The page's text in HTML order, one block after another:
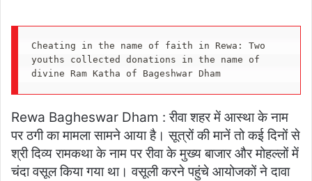
Cheating in the name of faith in Rewa: Two
youths collected donations in the name of
divine Ram Katha of Bageshwar Dham
Rewa Bagheswar Dham : रीवा शहर में आस्था के नाम
पर ठगी का मामला सामने आया है। सूत्रों की मानें तो कई दिनों से
श्री दिव्य रामकथा के नाम पर रीवा के मुख्य बाजार और मोहल्लों में
चंदा वसूल किया गया था। वसूली करने पहुंचे आयोजकों ने दावा